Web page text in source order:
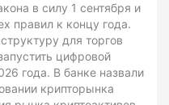
в силу 1 сентября и
правил к концу года.
для торгов
цифровой
года. В банке назвали
крипторынка